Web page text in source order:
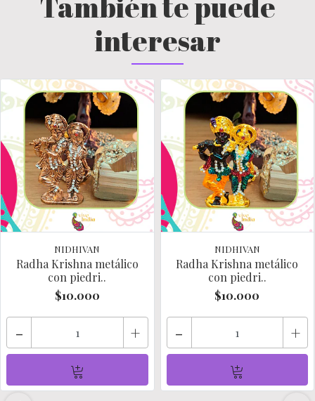
interesar
NIDHIVAN
Radha Krishna metálico
con piedri..
$10.000
- +
NIDHIVAN
Radha Krishna metálico
con piedri..
$10.000
- +